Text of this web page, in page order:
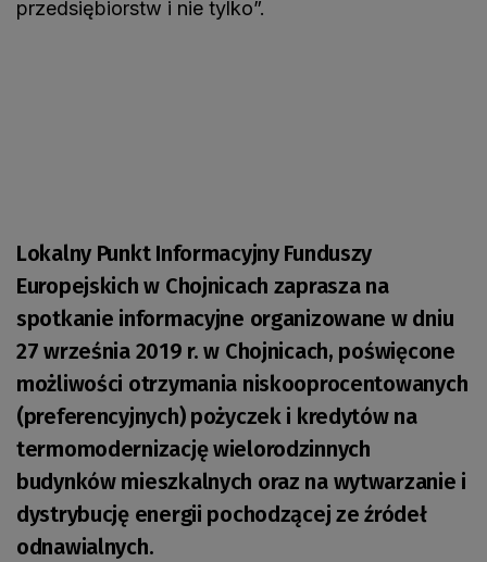
Lokalny Punkt Informacyjny Funduszy
Europejskich w Chojnicach zaprasza na
spotkanie informacyjne organizowane w dniu
27 września 2019 r. w Chojnicach, poświęcone
możliwości otrzymania niskooprocentowanych
(preferencyjnych) pożyczek i kredytów na
termomodernizację wielorodzinnych
budynków mieszkalnych oraz na wytwarzanie i
dystrybucję energii pochodzącej ze źródeł
odnawialnych.